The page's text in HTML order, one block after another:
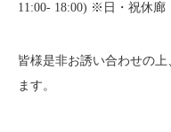
11:00- 18:00) ※日・祝休廊
皆様是非お誘い合わせの
ます。